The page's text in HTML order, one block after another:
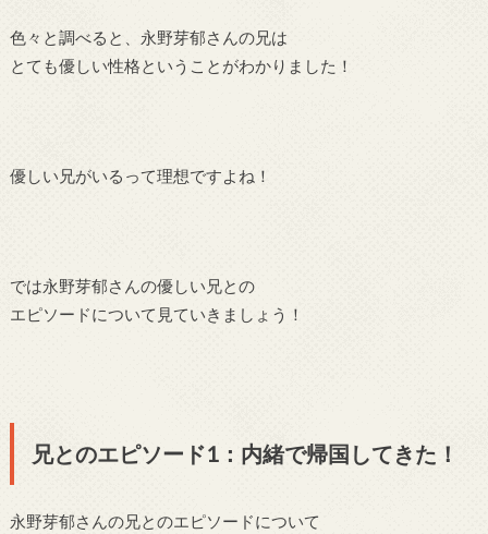
色々と調べると、永野芽郁さんの兄は
とても優しい性格ということがわかりました！
優しい兄がいるって理想ですよね！
では永野芽郁さんの優しい兄との
エピソードについて見ていきましょう！
兄とのエピソード1：内緒で帰国してきた！
永野芽郁さんの兄とのエピソードについて